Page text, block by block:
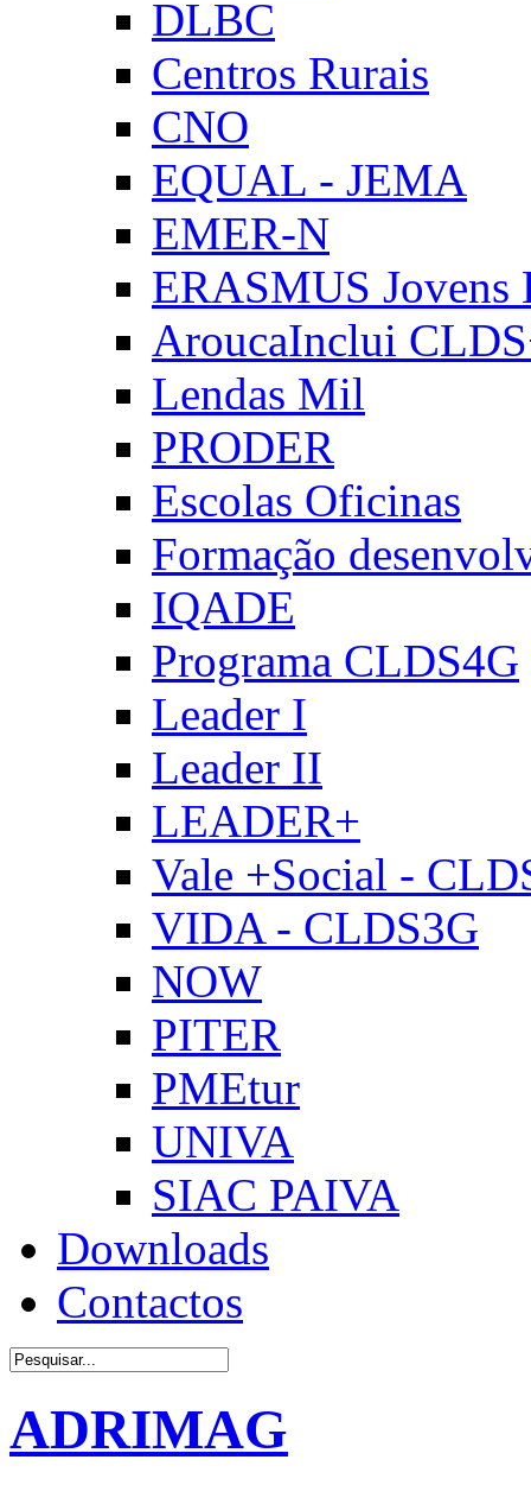
DLBC
Centros Rurais
CNO
EQUAL - JEMA
EMER-N
ERASMUS Jovens
AroucaInclui
Lendas Mil
PRODER
Escolas Oficinas
Formação
IQADE
Programa CLDS4G
Leader I
Leader II
LEADER+
Vale +Social -
VIDA - CLDS3G
NOW
PITER
PMEtur
UNIVA
SIAC PAIVA
Downloads
Contactos
ADRIMAG